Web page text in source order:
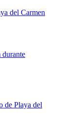
del Carmen
durante
de Playa del